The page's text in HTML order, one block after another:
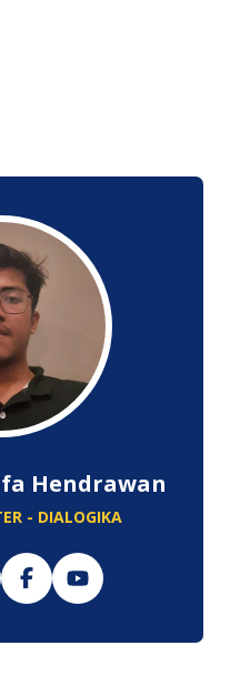
Hendrawan
- DIALOGIKA